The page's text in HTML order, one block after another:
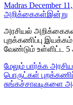
Madras December
அறிக்கைகள்இன்று
அரசியல்
புறக்கணிப்பு
வேண்டும் உள்ளிட்ட
மேலும் பார்க்க
பொருட்கள்
சுங்கச்சாவடிகளை